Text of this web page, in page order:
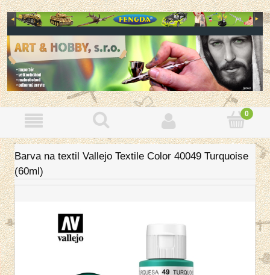
Barva na textil Vallejo Textile Color 40049 Turquoise
(60ml)